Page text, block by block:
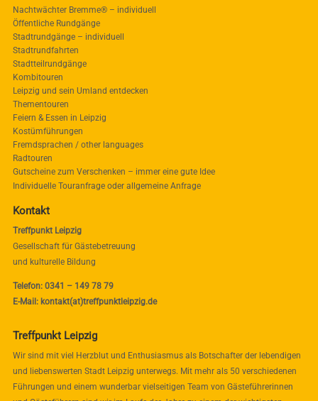
Nachtwächter Bremme® – individuell
Öffentliche Rundgänge
Stadtrundgänge – individuell
Stadtrundfahrten
Stadtteilrundgänge
Kombitouren
Leipzig und sein Umland entdecken
Thementouren
Feiern & Essen in Leipzig
Kostümführungen
Fremdsprachen / other languages
Radtouren
Gutscheine zum Verschenken – immer eine gute Idee
Individuelle Touranfrage oder allgemeine Anfrage
Kontakt
Treffpunkt Leipzig
Gesellschaft für Gästebetreuung
und kulturelle Bildung
Telefon: 0341 – 149 78 79
E-Mail: kontakt(at)treffpunktleipzig.de
Treffpunkt Leipzig
Wir sind mit viel Herzblut und Enthusiasmus als Botschafter der lebendigen
und liebenswerten Stadt Leipzig unterwegs. Mit mehr als 50 verschiedenen
Führungen und einem wunderbar vielseitigen Team von Gästeführerinnen